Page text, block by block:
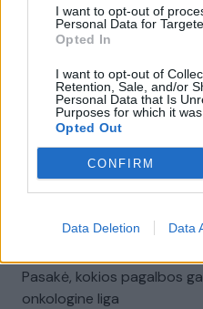
I want to opt-out of
Personal Data for
Opted In
I want to opt-out of
Retention, Sale, and/or
Personal Data that Is
Purposes for which it was
Opted Out
CONFIRM
Data Deletion Data
Laikinojoje sostinėje
pasakoja onkologinėmis
svajones
Žinios | Lietuvos diena
Kiaušidžių vėžys ir
Pasakė, kokios pagalbos
onkologine liga